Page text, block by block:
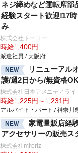
ネジ締めなど運転席部
経験スタート歓迎!17
み
株式会社トーコー
時給1,400円
派遣社員 / 大阪府
NEW
リニューアル
護/週2日から/無資格
株式会社日本アメニティライ
時給1,225円～1,231円
アルバイト・パート / 神奈川
NEW
家電量販店経
アクセサリーの販売ス
株式会社mitoriz